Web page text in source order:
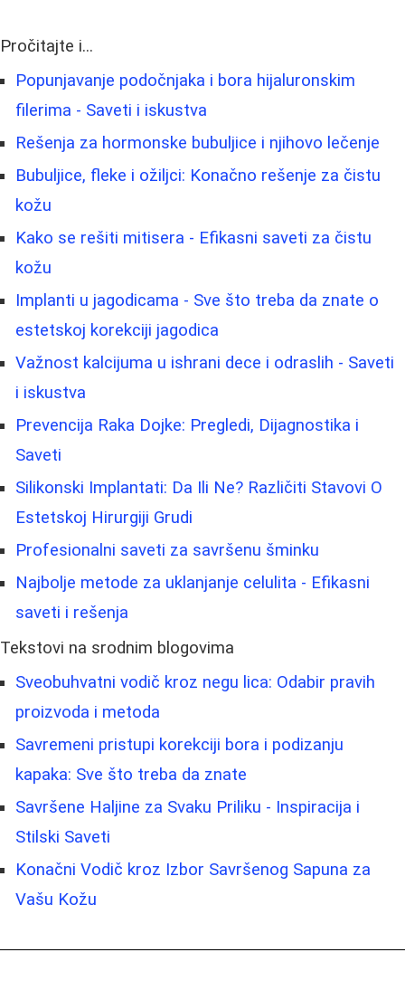
Pročitajte i...
Popunjavanje podočnjaka i bora hijaluronskim
filerima - Saveti i iskustva
Rešenja za hormonske bubuljice i njihovo lečenje
Bubuljice, fleke i ožiljci: Konačno rešenje za čistu
kožu
Kako se rešiti mitisera - Efikasni saveti za čistu
kožu
Implanti u jagodicama - Sve što treba da znate o
estetskoj korekciji jagodica
Važnost kalcijuma u ishrani dece i odraslih - Saveti
i iskustva
Prevencija Raka Dojke: Pregledi, Dijagnostika i
Saveti
Silikonski Implantati: Da Ili Ne? Različiti Stavovi O
Estetskoj Hirurgiji Grudi
Profesionalni saveti za savršenu šminku
Najbolje metode za uklanjanje celulita - Efikasni
saveti i rešenja
Tekstovi na srodnim blogovima
Sveobuhvatni vodič kroz negu lica: Odabir pravih
proizvoda i metoda
Savremeni pristupi korekciji bora i podizanju
kapaka: Sve što treba da znate
Savršene Haljine za Svaku Priliku - Inspiracija i
Stilski Saveti
Konačni Vodič kroz Izbor Savršenog Sapuna za
Vašu Kožu